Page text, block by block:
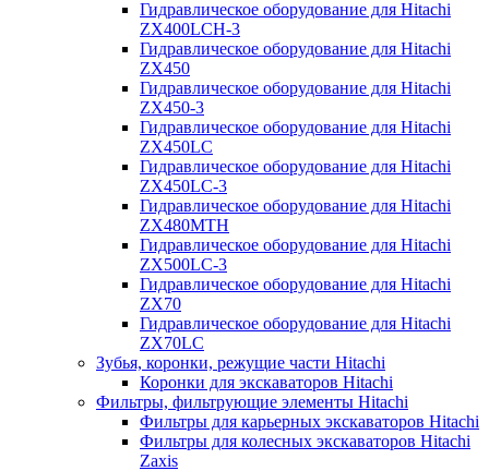
Гидравлическое оборудование для Hitachi
ZX400LCH-3
Гидравлическое оборудование для Hitachi
ZX450
Гидравлическое оборудование для Hitachi
ZX450-3
Гидравлическое оборудование для Hitachi
ZX450LC
Гидравлическое оборудование для Hitachi
ZX450LC-3
Гидравлическое оборудование для Hitachi
ZX480MTH
Гидравлическое оборудование для Hitachi
ZX500LC-3
Гидравлическое оборудование для Hitachi
ZX70
Гидравлическое оборудование для Hitachi
ZX70LC
Зубья, коронки, режущие части Hitachi
Коронки для экскаваторов Hitachi
Фильтры, фильтрующие элементы Hitachi
Фильтры для карьерных экскаваторов Hitachi
Фильтры для колесных экскаваторов Hitachi
Zaxis